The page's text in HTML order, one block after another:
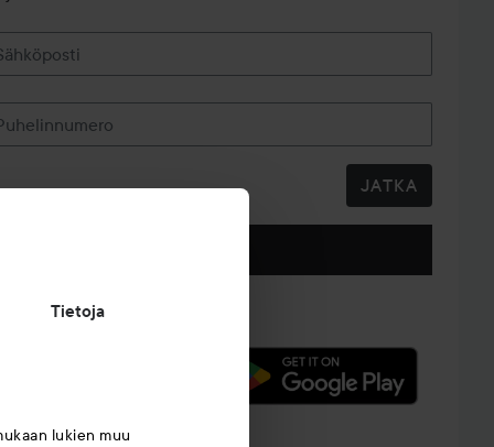
Tietoja
lukien muu
JATKA